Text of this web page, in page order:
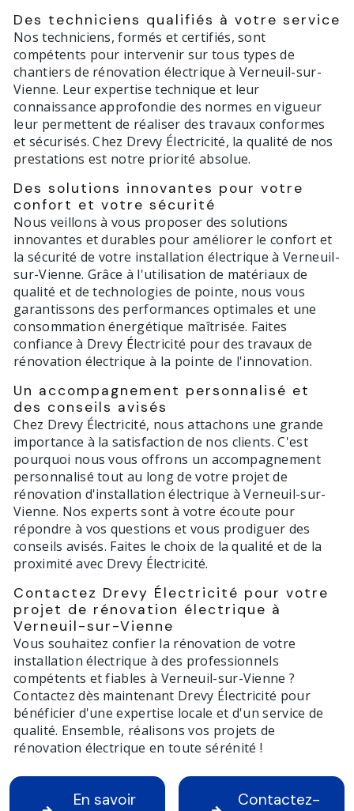
Des techniciens qualifiés à votre service
Nos techniciens, formés et certifiés, sont
compétents pour intervenir sur tous types de
chantiers de rénovation électrique à Verneuil-sur-
Vienne. Leur expertise technique et leur
connaissance approfondie des normes en vigueur
leur permettent de réaliser des travaux conformes
et sécurisés. Chez Drevy Électricité, la qualité de nos
prestations est notre priorité absolue.
Des solutions innovantes pour votre
confort et votre sécurité
Nous veillons à vous proposer des solutions
innovantes et durables pour améliorer le confort et
la sécurité de votre installation électrique à Verneuil-
sur-Vienne. Grâce à l'utilisation de matériaux de
qualité et de technologies de pointe, nous vous
garantissons des performances optimales et une
consommation énergétique maîtrisée. Faites
confiance à Drevy Électricité pour des travaux de
rénovation électrique à la pointe de l'innovation.
Un accompagnement personnalisé et
des conseils avisés
Chez Drevy Électricité, nous attachons une grande
importance à la satisfaction de nos clients. C'est
pourquoi nous vous offrons un accompagnement
personnalisé tout au long de votre projet de
rénovation d'installation électrique à Verneuil-sur-
Vienne. Nos experts sont à votre écoute pour
répondre à vos questions et vous prodiguer des
conseils avisés. Faites le choix de la qualité et de la
proximité avec Drevy Électricité.
Contactez Drevy Électricité pour votre
projet de rénovation électrique à
Verneuil-sur-Vienne
Vous souhaitez confier la rénovation de votre
installation électrique à des professionnels
compétents et fiables à Verneuil-sur-Vienne ?
Contactez dès maintenant Drevy Électricité pour
bénéficier d'une expertise locale et d'un service de
qualité. Ensemble, réalisons vos projets de
rénovation électrique en toute sérénité !
En savoir
Contactez-